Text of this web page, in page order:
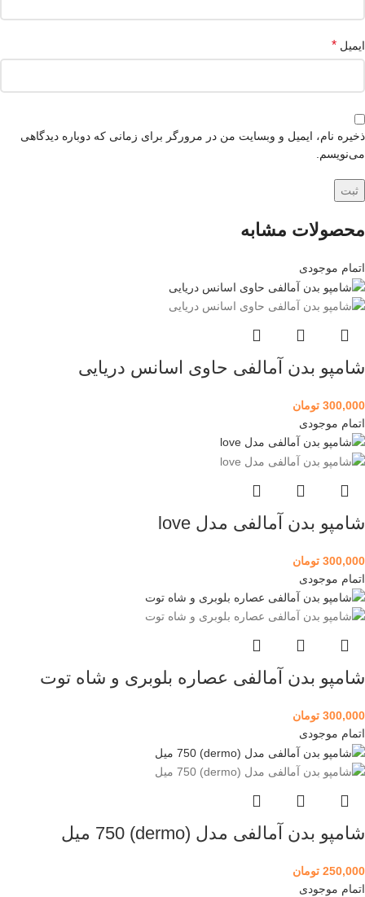
ایمیل *
ذخیره نام، ایمیل و وبسایت من در مرورگر برای زمانی که دوباره دیدگاهی
می‌نویسم.
محصولات مشابه
اتمام موجودی
شامپو بدن آمالفی حاوی اسانس دریایی
300,000 تومان
اتمام موجودی
شامپو بدن آمالفی مدل love
300,000 تومان
اتمام موجودی
شامپو بدن آمالفی عصاره بلوبری و شاه توت
300,000 تومان
اتمام موجودی
شامپو بدن آمالفی مدل (dermo) 750 میل
250,000 تومان
اتمام موجودی